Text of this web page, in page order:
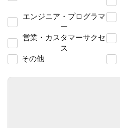
エンジニア・プログラマ
ー
営業・カスタマーサクセ
ス
その他